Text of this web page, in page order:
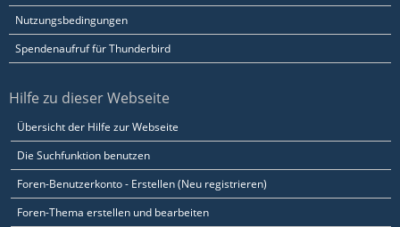
Nutzungsbedingungen
Spendenaufruf für Thunderbird
Hilfe zu dieser Webseite
Übersicht der Hilfe zur Webseite
Die Suchfunktion benutzen
Foren-Benutzerkonto - Erstellen (Neu registrieren)
Foren-Thema erstellen und bearbeiten